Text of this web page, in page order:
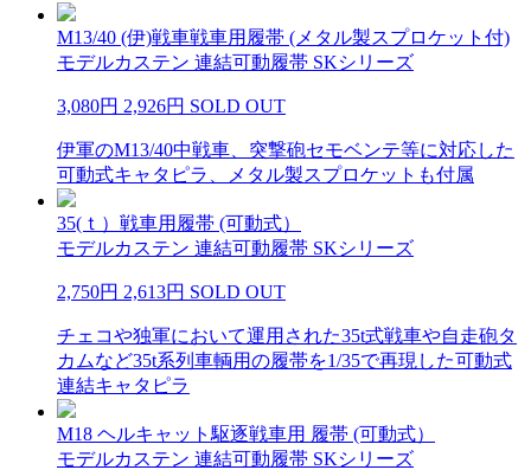
M13/40 (伊)戦車戦車用履帯 (メタル製スプロケット付)
モデルカステン 連結可動履帯 SKシリーズ
3,080円 2,926円 SOLD OUT
伊軍のM13/40中戦車、突撃砲セモベンテ等に対応した
可動式キャタピラ、メタル製スプロケットも付属
35(ｔ）戦車用履帯 (可動式）
モデルカステン 連結可動履帯 SKシリーズ
2,750円 2,613円 SOLD OUT
チェコや独軍において運用された35t式戦車や自走砲タ
カムなど35t系列車輌用の履帯を1/35で再現した可動式
連結キャタピラ
M18 ヘルキャット駆逐戦車用 履帯 (可動式）
モデルカステン 連結可動履帯 SKシリーズ